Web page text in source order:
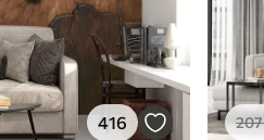
416 207